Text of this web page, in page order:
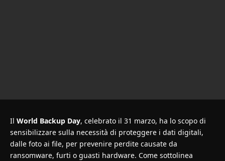
Il World Backup Day, celebrato il 31 marzo, ha lo scopo di
sensibilizzare sulla necessità di proteggere i dati digitali,
dalle foto ai file, per prevenire perdite causate da
ransomware, furti o guasti hardware. Come sottolinea